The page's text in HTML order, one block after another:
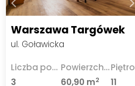
Warszawa Targówek
ul. Goławicka
Liczba pokoi
3
Powierzchnia
60,90 m2
Piętro
11